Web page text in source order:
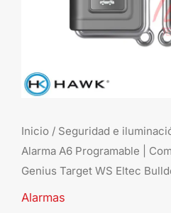
Inicio / Seguridad e
Alarma A6 Programable |
Genius Target WS Eltec
Alarmas
Bulldozer